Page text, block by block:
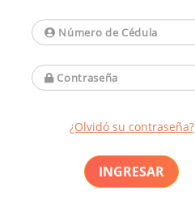
¿Olvidó su contraseña?